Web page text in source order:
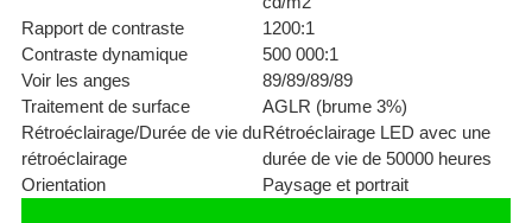
Rapport de contraste
1200:1
Contraste dynamique
500 000:1
Voir les anges
89/89/89/89
Traitement de surface
AGLR (brume 3%)
Rétroéclairage/Durée de vie du
rétroéclairage
Rétroéclairage LED avec une
durée de vie de 50000 heures
Orientation
Paysage et portrait